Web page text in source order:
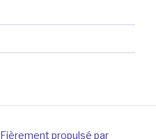
Fièrement propulsé par